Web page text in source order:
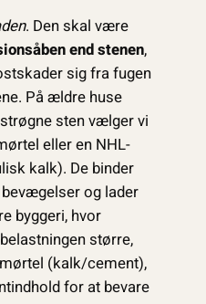
. Den skal være
end stenen,
sig fra fugen
På ældre huse
sten vælger vi
eller en NHL-
kalk). De binder
og lader
byggeri, hvor
større,
(kalk/cement),
for at bevare